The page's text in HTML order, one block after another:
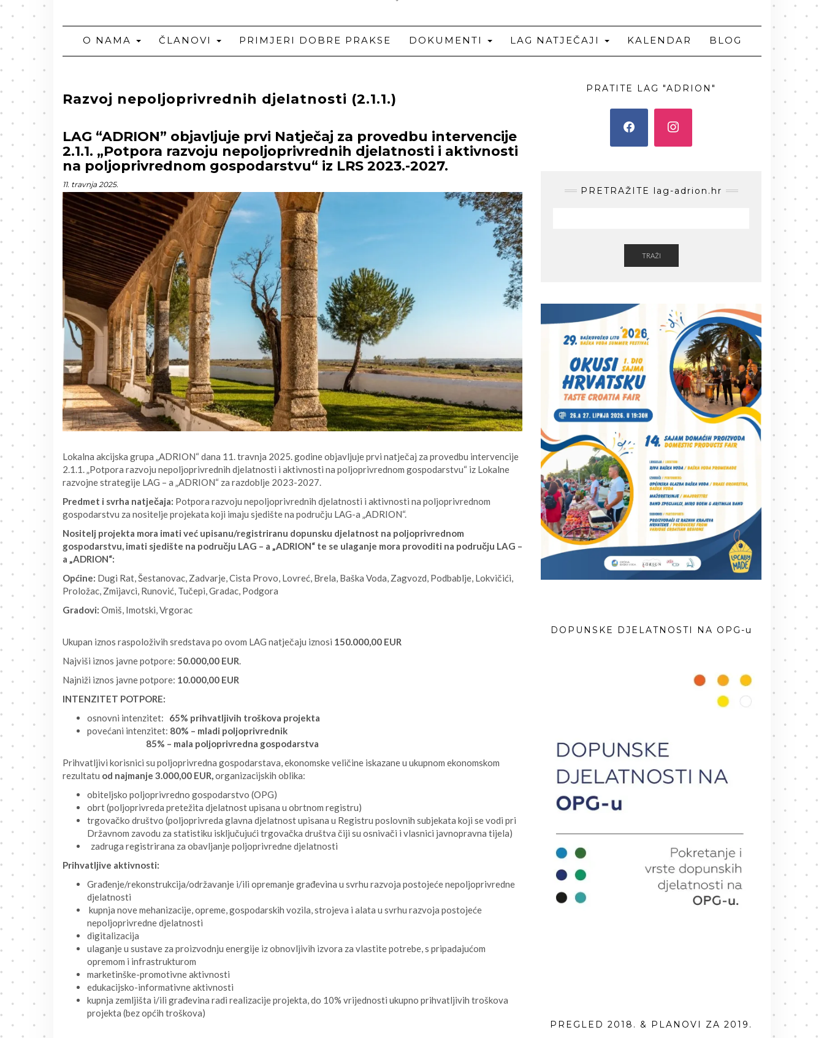
O NAMA ČLANOVI PRIMJERI DOBRE PRAKSE DOKUMENTI LAG NATJEČAJI KALENDAR BLOG
Razvoj nepoljoprivrednih djelatnosti (2.1.1.)
LAG “ADRION” objavljuje prvi Natječaj za provedbu intervencije
2.1.1. „Potpora razvoju nepoljoprivrednih djelatnosti i aktivnosti
na poljoprivrednom gospodarstvu“ iz LRS 2023.-2027.
11. travnja 2025.
Lokalna akcijska grupa „ADRION“ dana 11. travnja 2025. godine objavljuje prvi natječaj za provedbu intervencije
2.1.1. „Potpora razvoju nepoljoprivrednih djelatnosti i aktivnosti na poljoprivrednom gospodarstvu“ iz Lokalne
razvojne strategije LAG – a „ADRION“ za razdoblje 2023-2027.
Predmet i svrha natječaja: Potpora razvoju nepoljoprivrednih djelatnosti i aktivnosti na poljoprivrednom
gospodarstvu za nositelje projekata koji imaju sjedište na području LAG-a „ADRION“.
Nositelj projekta mora imati već upisanu/registriranu dopunsku djelatnost na poljoprivrednom
gospodarstvu, imati sjedište na području LAG – a „ADRION“ te se ulaganje mora provoditi na području LAG –
a „ADRION“:
Općine: Dugi Rat, Šestanovac, Zadvarje, Cista Provo, Lovreć, Brela, Baška Voda, Zagvozd, Podbablje, Lokvičići,
Proložac, Zmijavci, Runović, Tučepi, Gradac, Podgora
Gradovi: Omiš, Imotski, Vrgorac
Ukupan iznos raspoloživih sredstava po ovom LAG natječaju iznosi 150.000,00 EUR
Najviši iznos javne potpore: 50.000,00 EUR.
Najniži iznos javne potpore: 10.000,00 EUR
INTENZITET POTPORE:
osnovni intenzitet: 65% prihvatljivih troškova projekta
povećani intenzitet: 80% – mladi poljoprivrednik
85% – mala poljoprivredna gospodarstva
Prihvatljivi korisnici su poljoprivredna gospodarstava, ekonomske veličine iskazane u ukupnom ekonomskom
rezultatu od najmanje 3.000,00 EUR,organizacijskih oblika:
obiteljsko poljoprivredno gospodarstvo (OPG)
obrt (poljoprivreda pretežita djelatnost upisana u obrtnom registru)
trgovačko društvo (poljoprivreda glavna djelatnost upisana u Registru poslovnih subjekata koji se vodi pri
Državnom zavodu za statistiku isključujući trgovačka društva čiji su osnivači i vlasnici javnopravna tijela)
zadruga registrirana za obavljanje poljoprivredne djelatnosti
Prihvatljive aktivnosti:
Građenje/rekonstrukcija/održavanje i/ili opremanje građevina u svrhu razvoja postojeće nepoljoprivredne
djelatnosti
kupnja nove mehanizacije, opreme, gospodarskih vozila, strojeva i alata u svrhu razvoja postojeće
nepoljoprivredne djelatnosti
digitalizacija
ulaganje u sustave za proizvodnju energije iz obnovljivih izvora za vlastite potrebe, s pripadajućom
opremom i infrastrukturom
marketinške-promotivne aktivnosti
edukacijsko-informativne aktivnosti
kupnja zemljišta i/ili građevina radi realizacije projekta, do 10% vrijednosti ukupno prihvatljivih troškova
projekta (bez općih troškova)
PRATITE LAG "ADRION"
PRETRAŽITE lag-adrion.hr
TRAŽI
DOPUNSKE DJELATNOSTI NA OPG-u
PREGLED 2018. & PLANOVI ZA 2019.